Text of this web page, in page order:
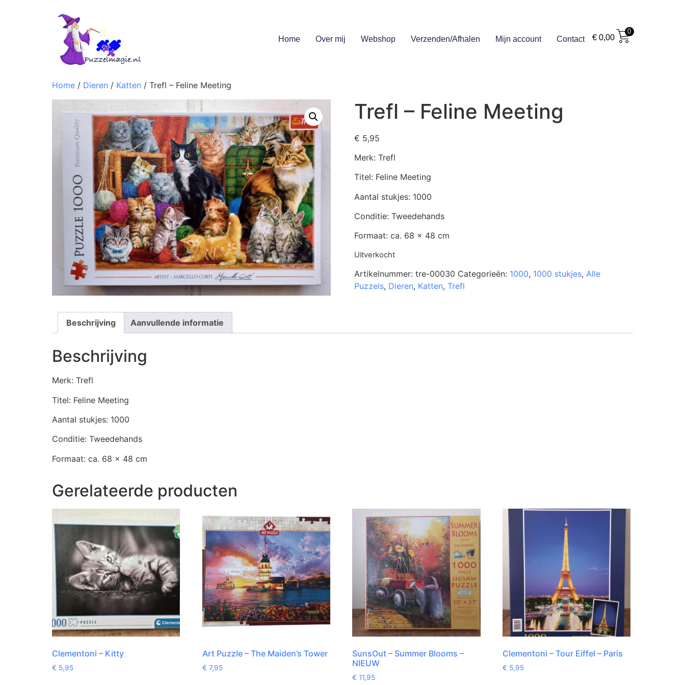
Home Over mij Webshop Verzenden/Afhalen Mijn account Contact €0,00
0
Home / Dieren / Katten / Trefl – Feline Meeting
Trefl – Feline Meeting
€ 5,95
Merk: Trefl
Titel: Feline Meeting
Aantal stukjes: 1000
Conditie: Tweedehands
Formaat: ca. 68 x 48 cm
Uitverkocht
Artikelnummer: tre-00030 Categorieën: 1000, 1000 stukjes, Alle
Puzzels, Dieren, Katten, Trefl
Beschrijving Aanvullende informatie
Beschrijving
Merk: Trefl
Titel: Feline Meeting
Aantal stukjes: 1000
Conditie: Tweedehands
Formaat: ca. 68 x 48 cm
Gerelateerde producten
Clementoni – Kitty
€ 5,95
Art Puzzle – The Maiden’s Tower
€ 7,95
SunsOut – Summer Blooms –
NIEUW
€ 11,95
Clementoni – Tour Eiffel – Paris
€ 5,95